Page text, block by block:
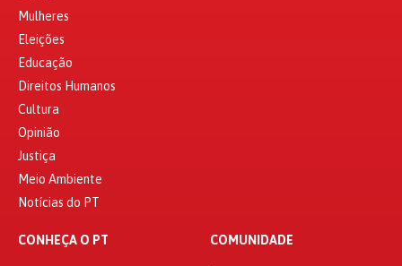
Mulheres
Eleições
Educação
Direitos Humanos
Cultura
Opinião
Justiça
Meio Ambiente
Notícias do PT
CONHEÇA O PT COMUNIDADE